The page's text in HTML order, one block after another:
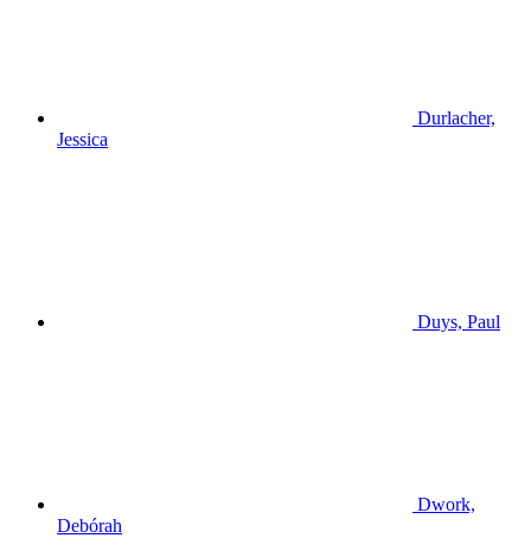
Durlacher,
Jessica
Duys, Paul
Dwork,
Debórah